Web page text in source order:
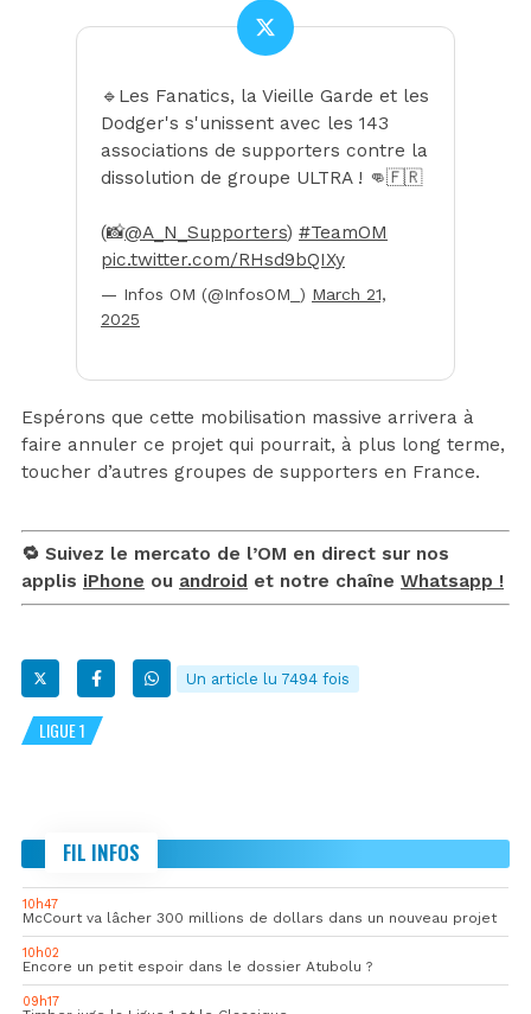
🔹Les Fanatics, la Vieille Garde et les
Dodger's s'unissent avec les 143
associations de supporters contre la
dissolution de groupe ULTRA ! 👊🇫🇷
(📸@A_N_Supporters) #TeamOM
pic.twitter.com/RHsd9bQIXy
— Infos OM (@InfosOM_) March 21,
2025
Espérons que cette mobilisation massive arrivera à
faire annuler ce projet qui pourrait, à plus long terme,
toucher d’autres groupes de supporters en France.
🔁 Suivez le mercato de l’OM en direct sur nos
applis iPhone ou android et notre chaîne Whatsapp !
Un article lu 7494 fois
LIGUE 1
FIL INFOS
10h47
McCourt va lâcher 300 millions de dollars dans un nouveau projet
10h02
Encore un petit espoir dans le dossier Atubolu ?
09h17